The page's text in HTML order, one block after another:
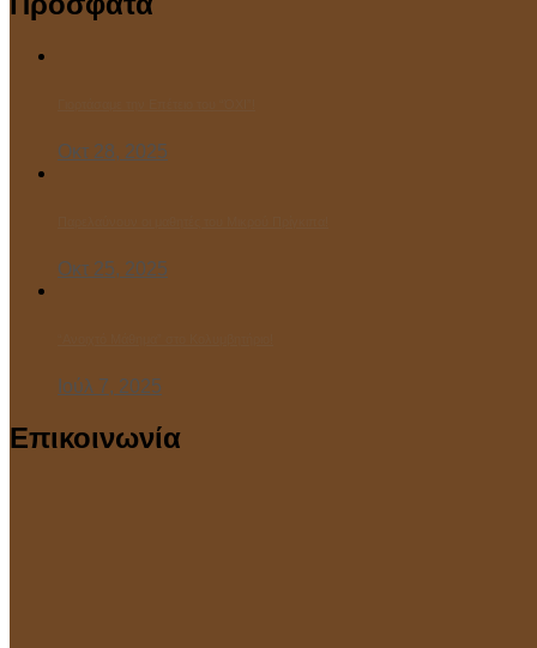
Οκτ 28, 2025
Οκτ 25, 2025
Ιούλ 7, 2025
Επικοινωνία